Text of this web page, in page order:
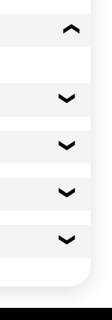
là,